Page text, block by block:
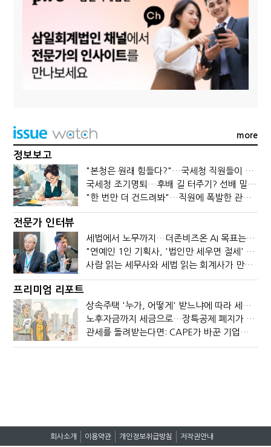
more
정보보고
"본청은 원래 힘들다?"…국세청 직원들이 떠나는 이유
국세청 조기명퇴…후배 길 터주기? 선배 밀어내기?
"한 번만 더 건드려봐"…직원에 폭발한 관세청장, 왜?
전문가 인터뷰
세법에서 노무까지…더존비즈온 AI 목표는 '전문가의 시간'
"연예인 1인 기획사, '법인만 세우면 절세' 시대 끝났다"
사람 읽는 세무사와 세법 읽는 회계사가 만나면?
프리미엄 리포트
상속주택 '누가, 어떻게' 받느냐에 따라 세금이 달라진다
노후자금까지 세금으로…장특공제 폐지가 부를 조세의 역설
관세를 돌려받는다면: CAPE가 바꾼 기업의 현금흐름
회사소개 이용약관 개인정보취급방침 저작권안내